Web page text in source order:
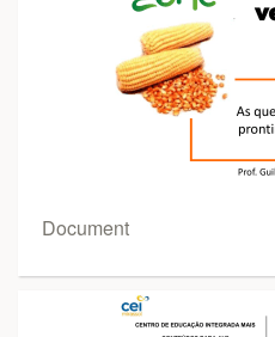
Document